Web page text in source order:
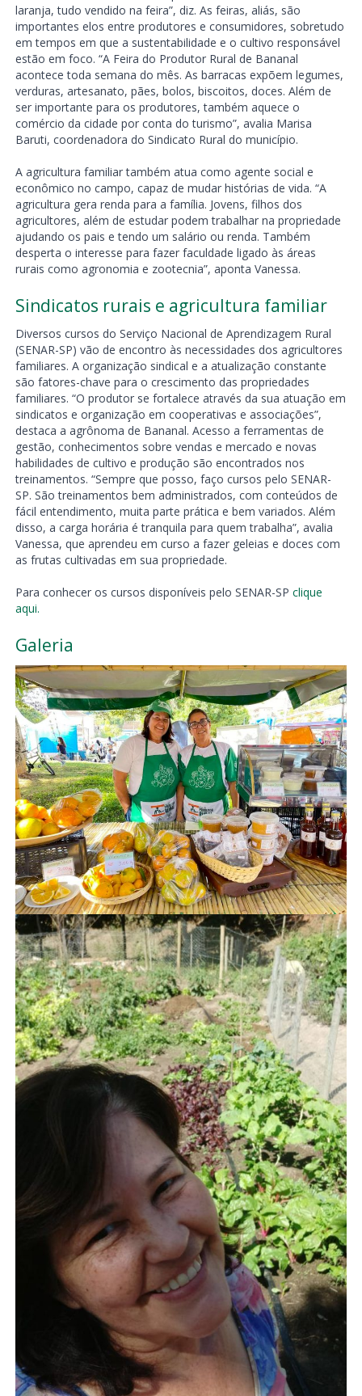
laranja, tudo vendido na feira”, diz. As feiras, aliás, são
importantes elos entre produtores e consumidores, sobretudo
em tempos em que a sustentabilidade e o cultivo responsável
estão em foco. “A Feira do Produtor Rural de Bananal
acontece toda semana do mês. As barracas expõem legumes,
verduras, artesanato, pães, bolos, biscoitos, doces. Além de
ser importante para os produtores, também aquece o
comércio da cidade por conta do turismo”, avalia Marisa
Baruti, coordenadora do Sindicato Rural do município.
A agricultura familiar também atua como agente social e
econômico no campo, capaz de mudar histórias de vida. “A
agricultura gera renda para a família. Jovens, filhos dos
agricultores, além de estudar podem trabalhar na propriedade
ajudando os pais e tendo um salário ou renda. Também
desperta o interesse para fazer faculdade ligado às áreas
rurais como agronomia e zootecnia”, aponta Vanessa.
Sindicatos rurais e agricultura familiar
Diversos cursos do Serviço Nacional de Aprendizagem Rural
(SENAR-SP) vão de encontro às necessidades dos agricultores
familiares. A organização sindical e a atualização constante
são fatores-chave para o crescimento das propriedades
familiares. “O produtor se fortalece através da sua atuação em
sindicatos e organização em cooperativas e associações”,
destaca a agrônoma de Bananal. Acesso a ferramentas de
gestão, conhecimentos sobre vendas e mercado e novas
habilidades de cultivo e produção são encontrados nos
treinamentos. “Sempre que posso, faço cursos pelo SENAR-
SP. São treinamentos bem administrados, com conteúdos de
fácil entendimento, muita parte prática e bem variados. Além
disso, a carga horária é tranquila para quem trabalha”, avalia
Vanessa, que aprendeu em curso a fazer geleias e doces com
as frutas cultivadas em sua propriedade.
Para conhecer os cursos disponíveis pelo SENAR-SP clique
aqui.
Galeria